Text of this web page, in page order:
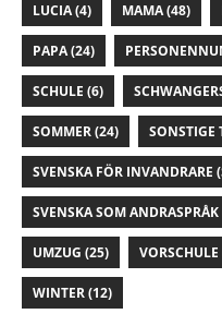
LUCIA(4) MAMA(48)
PAPA(24)
SCHULE (6)
SOMMER(24) SONSTIGE
SVENSKA FÖR INVANDRARE
SVENSKA SOM ANDRASPRÅK
UMZUG (25) VORSCHULE
WINTER(12)